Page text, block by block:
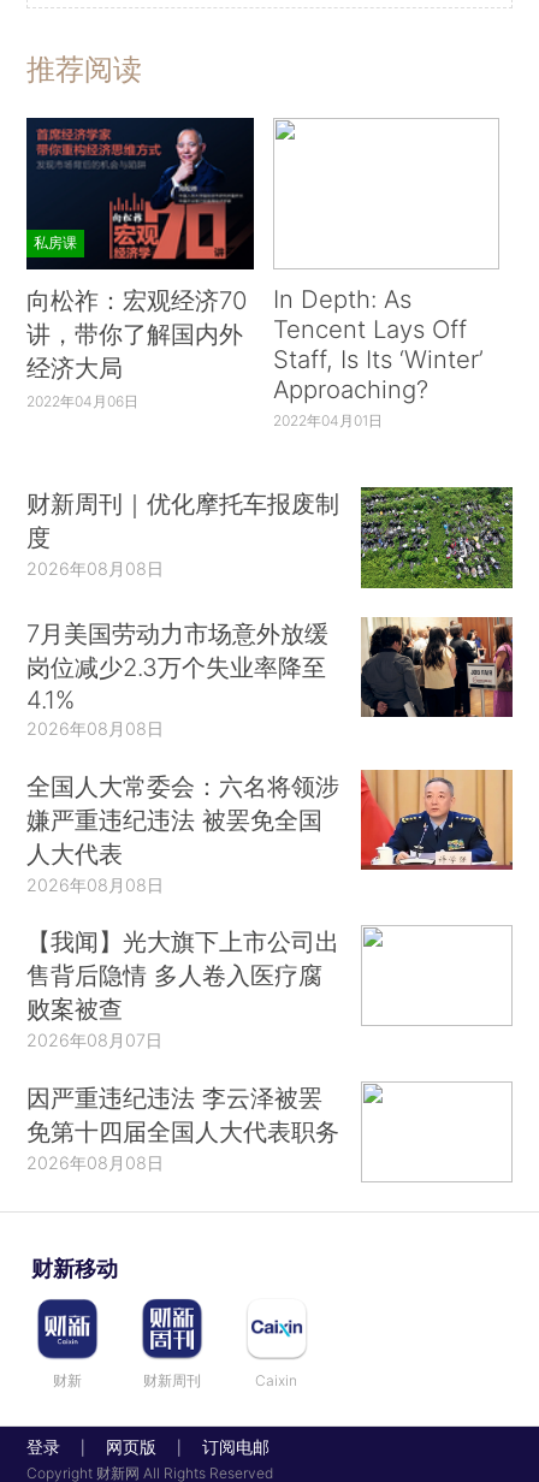
推荐阅读
私房课
向松祚：宏观经济70
讲，带你了解国内外
经济大局
2022年04月06日
In Depth: As
Tencent Lays Off
Staff, Is Its ‘Winter’
Approaching?
2022年04月01日
财新周刊｜优化摩托车报废制
度
2026年08月08日
7月美国劳动力市场意外放缓
岗位减少2.3万个失业率降至
4.1%
2026年08月08日
全国人大常委会：六名将领涉
嫌严重违纪违法 被罢免全国
人大代表
2026年08月08日
【我闻】光大旗下上市公司出
售背后隐情 多人卷入医疗腐
败案被查
2026年08月07日
因严重违纪违法 李云泽被罢
免第十四届全国人大代表职务
2026年08月08日
财新移动
财新 财新周刊 Caixin
登录 网页版 订阅电邮
Copyright 财新网 All Rights Reserved